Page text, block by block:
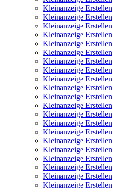
Kleinanzeige Erstellen
Kleinanzeige Erstellen
Kleinanzeige Erstellen
Kleinanzeige Erstellen
Kleinanzeige Erstellen
Kleinanzeige Erstellen
Kleinanzeige Erstellen
Kleinanzeige Erstellen
Kleinanzeige Erstellen
Kleinanzeige Erstellen
Kleinanzeige Erstellen
Kleinanzeige Erstellen
Kleinanzeige Erstellen
Kleinanzeige Erstellen
Kleinanzeige Erstellen
Kleinanzeige Erstellen
Kleinanzeige Erstellen
Kleinanzeige Erstellen
Kleinanzeige Erstellen
Kleinanzeige Erstellen
Kleinanzeige Erstellen